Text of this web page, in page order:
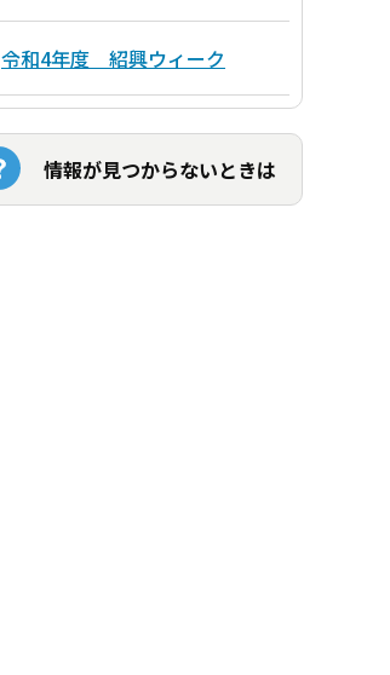
令和4年度 紹興ウィーク
情報が見つからないときは